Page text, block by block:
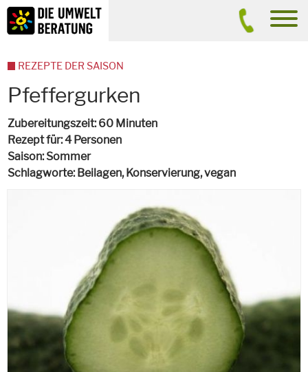
Inhalt
Suche
Pfeffergurken
Zubereitungszeit 60 Minuten
Rezept für 4 Personen
Saison Sommer
Schlagworte Beilagen, Konservierung,vegan
REZEPTE DER SAISON